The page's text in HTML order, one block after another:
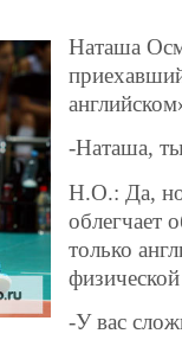
Наташа
-Наташа,
Н.О.: Да, но
облегчает
только
-У вас